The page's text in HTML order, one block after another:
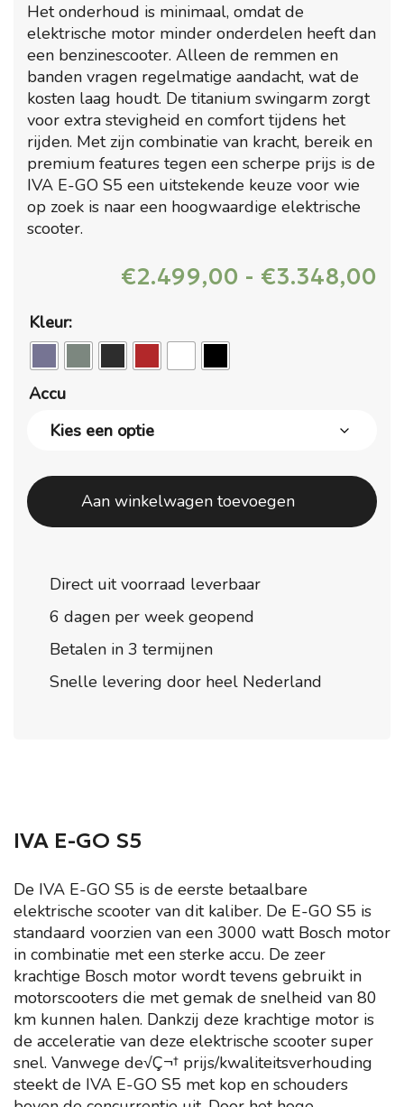
Het onderhoud is minimaal, omdat de
elektrische motor minder onderdelen heeft dan
een benzinescooter. Alleen de remmen en
banden vragen regelmatige aandacht, wat de
kosten laag houdt. De titanium swingarm zorgt
voor extra stevigheid en comfort tijdens het
rijden. Met zijn combinatie van kracht, bereik en
premium features tegen een scherpe prijs is de
IVA E-GO S5 een uitstekende keuze voor wie
op zoek is naar een hoogwaardige elektrische
scooter.
€2.499,00 - €3.348,00
Kleur:
Accu
Aan winkelwagen toevoegen
Direct uit voorraad leverbaar
6 dagen per week geopend
Betalen in 3 termijnen
Snelle levering door heel Nederland
IVA E-GO S5
De IVA E-GO S5 is de eerste betaalbare
elektrische scooter van dit kaliber. De E-GO S5 is
standaard voorzien van een 3000 watt Bosch motor
in combinatie met een sterke accu. De zeer
krachtige Bosch motor wordt tevens gebruikt in
motorscooters die met gemak de snelheid van 80
km kunnen halen. Dankzij deze krachtige motor is
de acceleratie van deze elektrische scooter super
snel. Vanwege de√Ç¬† prijs/kwaliteitsverhouding
steekt de IVA E-GO S5 met kop en schouders